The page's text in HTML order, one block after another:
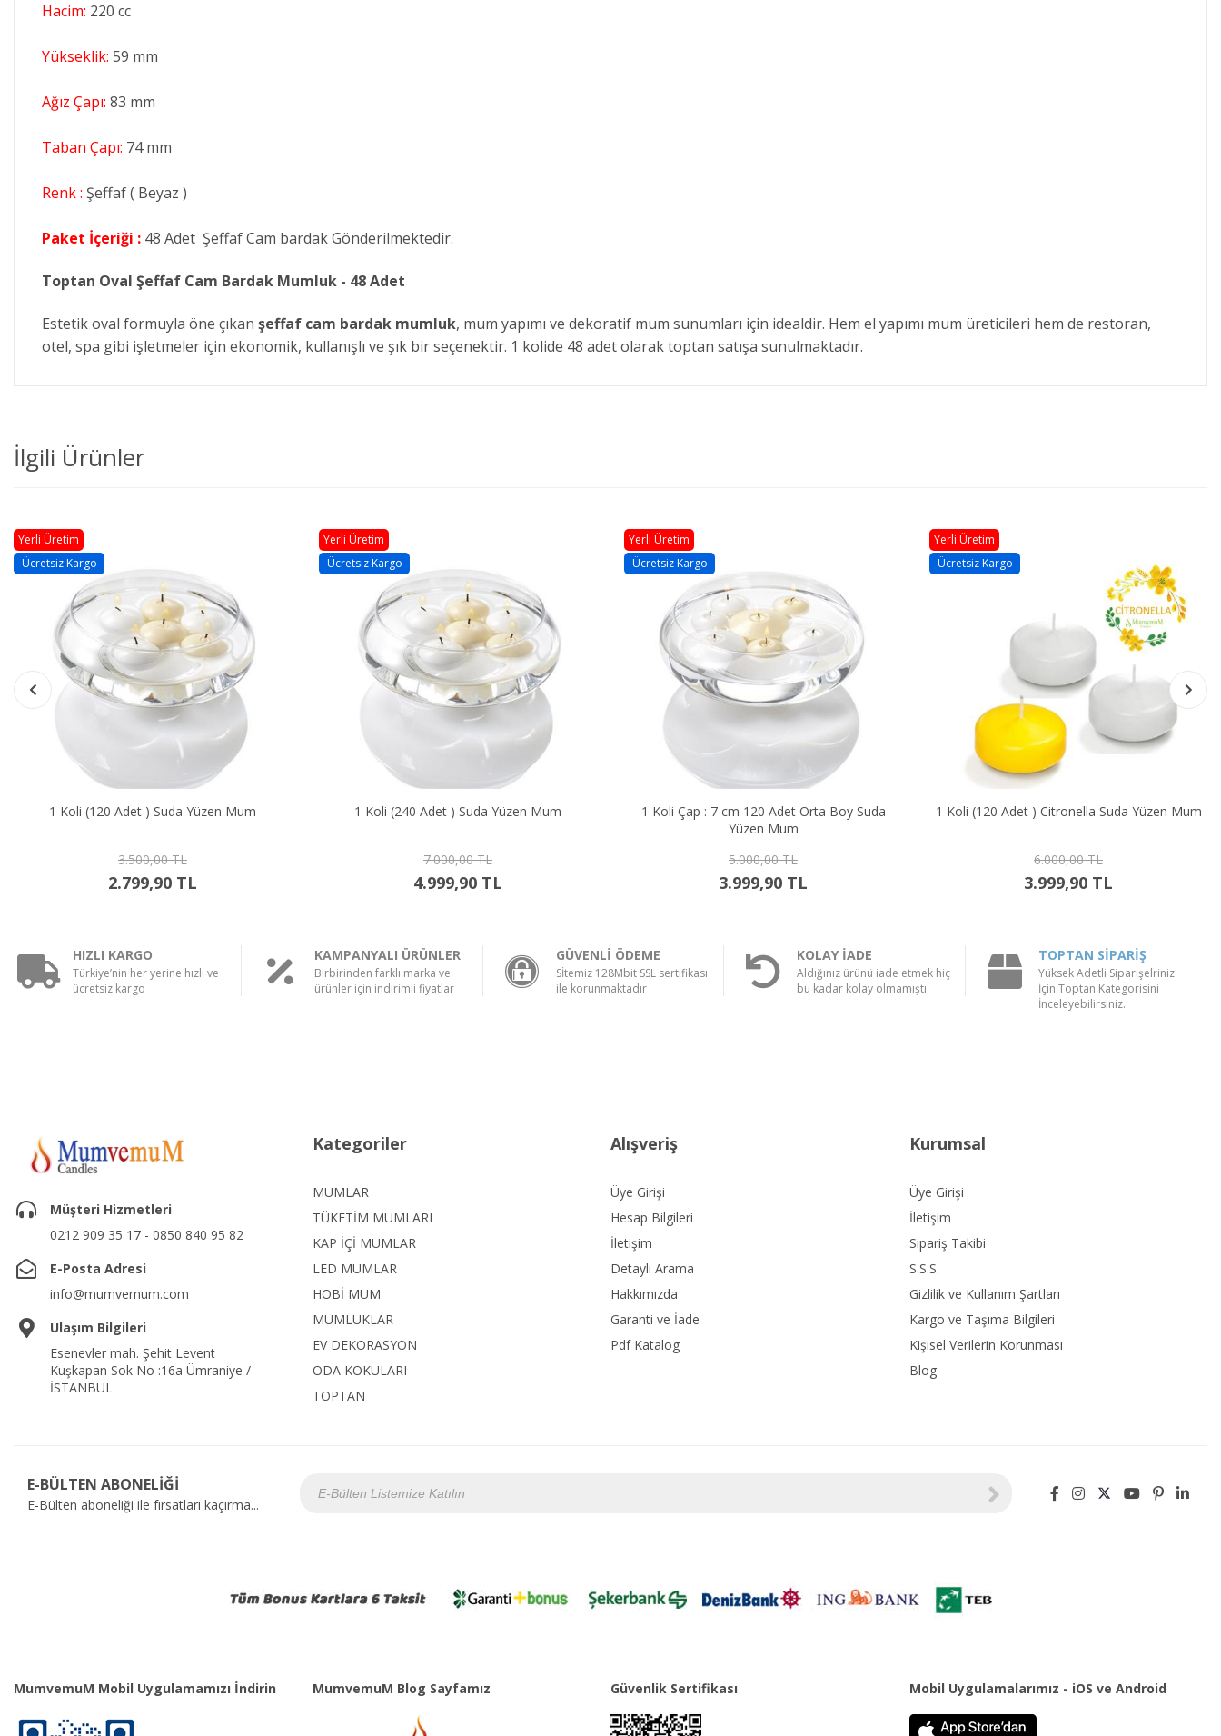
Hacim: 220 cc
Yükseklik: 59 mm
Ağız Çapı: 83 mm
Taban Çapı: 74 mm
​Renk : Şeffaf ( Beyaz )
Paket İçeriği : 48 Adet Şeffaf Cam bardak Gönderilmektedir.
Toptan Oval Şeffaf Cam Bardak Mumluk - 48 Adet
Estetik oval formuyla öne çıkan şeffaf cam bardak mumluk, mum yapımı ve dekoratif mum sunumları için idealdir. Hem el yapımı mum üreticileri hem de restoran,
otel, spa gibi işletmeler için ekonomik, kullanışlı ve şık bir seçenektir. 1 kolide 48 adet olarak toptan satışa sunulmaktadır.
İlgili Ürünler
1 Koli (120 Adet ) Suda Yüzen Mum
3.500,00 TL
2.799,90 TL
Yerli Üretim
Ücretsiz Kargo
1 Koli (240 Adet ) Suda Yüzen Mum
7.000,00 TL
4.999,90 TL
Yerli Üretim
Ücretsiz Kargo
1 Koli Çap : 7 cm 120 Adet Orta Boy Suda
Yüzen Mum
5.000,00 TL
3.999,90 TL
Yerli Üretim
Ücretsiz Kargo
1 Koli (120 Adet ) Citronella Suda Yüzen Mum
6.000,00 TL
3.999,90 TL
Yerli Üretim
Ücretsiz Kargo
HIZLI KARGO
Türkiye’nin her yerine hızlı ve
ücretsiz kargo
KAMPANYALI ÜRÜNLER
Birbirinden farklı marka ve
ürünler için indirimli fiyatlar
GÜVENLİ ÖDEME
Sİtemiz 128Mbit SSL sertifikası
ile korunmaktadır
KOLAY İADE
Aldığınız ürünü iade etmek hiç
bu kadar kolay olmamıştı
TOPTAN SİPARİŞ
Yüksek Adetli Siparişelriniz
İçin Toptan Kategorisini
İnceleyebilirsiniz.
Müşteri Hizmetleri
0212 909 35 17 - 0850 840 95 82
E-Posta Adresi
info@mumvemum.com
Ulaşım Bilgileri
Esenevler mah. Şehit Levent
Kuşkapan Sok No :16a Ümraniye /
İSTANBUL
Kategoriler
MUMLAR
TÜKETİM MUMLARI
KAP İÇİ MUMLAR
LED MUMLAR
HOBİ MUM
MUMLUKLAR
EV DEKORASYON
ODA KOKULARI
TOPTAN
Alışveriş
Üye Girişi
Hesap Bilgileri
İletişim
Detaylı Arama
Hakkımızda
Garanti ve İade
Pdf Katalog
Kurumsal
Üye Girişi
İletişim
Sipariş Takibi
S.S.S.
Gizlilik ve Kullanım Şartları
Kargo ve Taşıma Bilgileri
Kişisel Verilerin Korunması
Blog
E-BÜLTEN ABONELİĞİ
E-Bülten aboneliği ile fırsatları kaçırma...
MumvemuM Mobil Uygulamamızı İndirin MumvemuM Blog Sayfamız Güvenlik Sertifikası Mobil Uygulamalarımız - iOS ve Android